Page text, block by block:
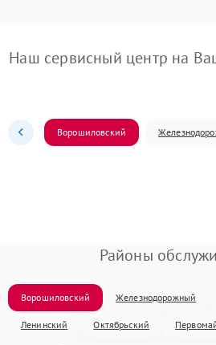
Наш сервисный центр на
Ворошиловский
Районы
Ворошиловский Железнодорожный
Ленинский Октябрьский